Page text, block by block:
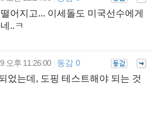
어지고... 이세돌도 미국선수에게
..ㅋ
오후 11:26:00 동감 0
었는데, 도핑 테스트해야 되는 것